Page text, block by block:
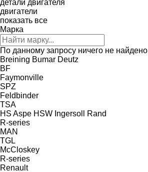
детали двигателя
двигатели
показать все
Марка
По данному запросу ничего не найдено
Breining Bumar Deutz
BF
Faymonville
SPZ
Feldbinder
TSA
HS Aspe HSW Ingersoll Rand
R-series
MAN
TGL
McCloskey
R-series
Renault